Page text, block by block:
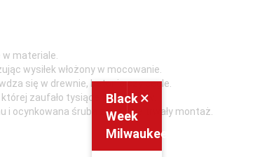
materiale.
wysiłek włożony w mocowanie.
się w drewnie, betonie czy cegle.
zaufało tysiące fachowców.
i ocynkowana śruba zapewnia trwały montaż.
×
Black
Week
Milwaukee